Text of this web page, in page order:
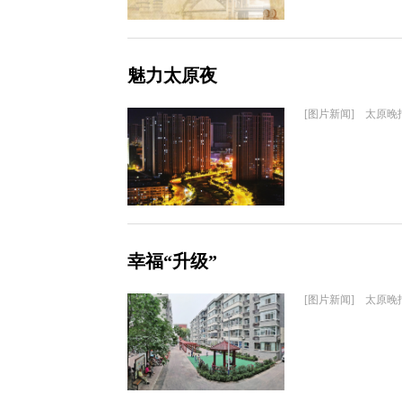
魅力太原夜
[图片新闻] 太原晚
幸福“升级”
[图片新闻] 太原晚